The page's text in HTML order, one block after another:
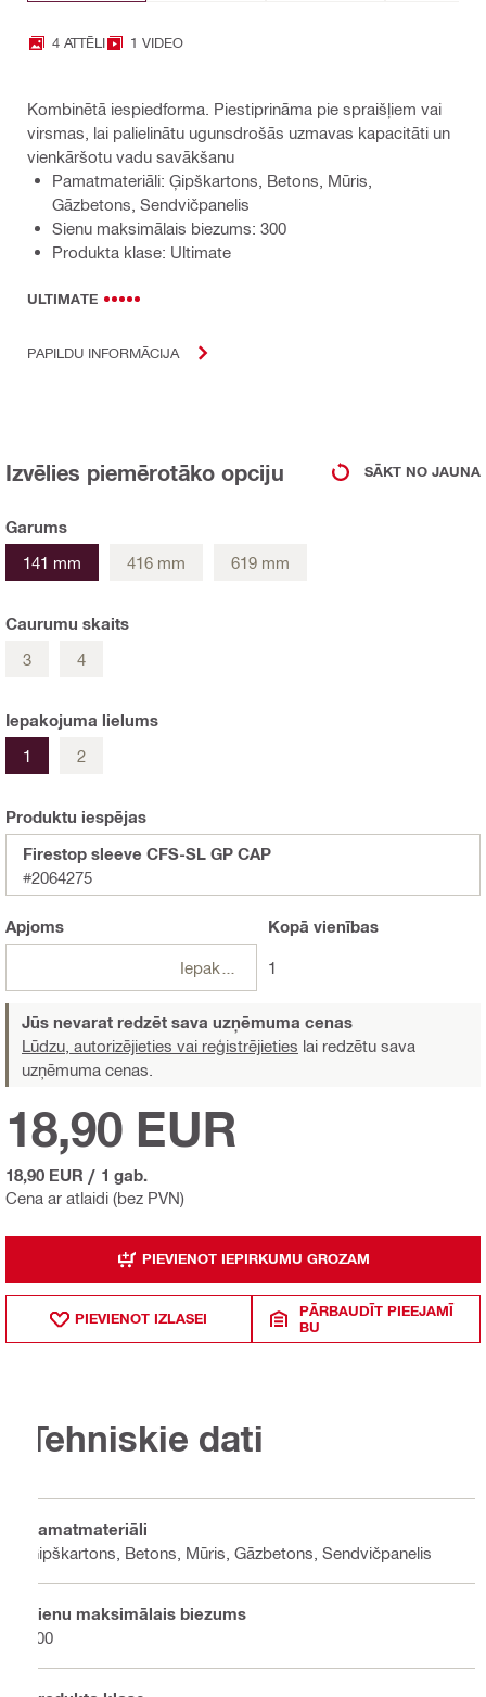
4 ATTĒLI 1 VIDEO
Kombinētā iespiedforma. Piestiprināma pie spraišļiem vai
virsmas, lai palielinātu ugunsdrošās uzmavas kapacitāti un
vienkāršotu vadu savākšanu
Pamatmateriāli: Ģipškartons, Betons, Mūris,
Gāzbetons, Sendvičpanelis
Sienu maksimālais biezums: 300
Produkta klase: Ultimate
ULTIMATE
PAPILDU INFORMĀCIJA
Izvēlies piemērotāko opciju SĀKT NO JAUNA
Garums
141 mm
416 mm 619 mm
Caurumu skaits
3
4
Iepakojuma lielums
1
2
Produktu iespējas
Firestop sleeve CFS-SL GP CAP
#2064275
Apjoms Kopā vienības
1
Jūs nevarat redzēt sava uzņēmuma cenas
Lūdzu, autorizējieties vai reģistrējieties lai redzētu sava
uzņēmuma cenas.
Cena ar atlaidi (bez PVN)
18,90 EUR
18,90 EUR / 1 gab.
PIEVIENOT IEPIRKUMU GROZAM
PIEVIENOT IZLASEI
PĀRBAUDĪT PIEEJAMĪ
BU
Tehniskie dati
Pamatmateriāli
Ģipškartons, Betons, Mūris, Gāzbetons, Sendvičpanelis
Sienu maksimālais biezums
300